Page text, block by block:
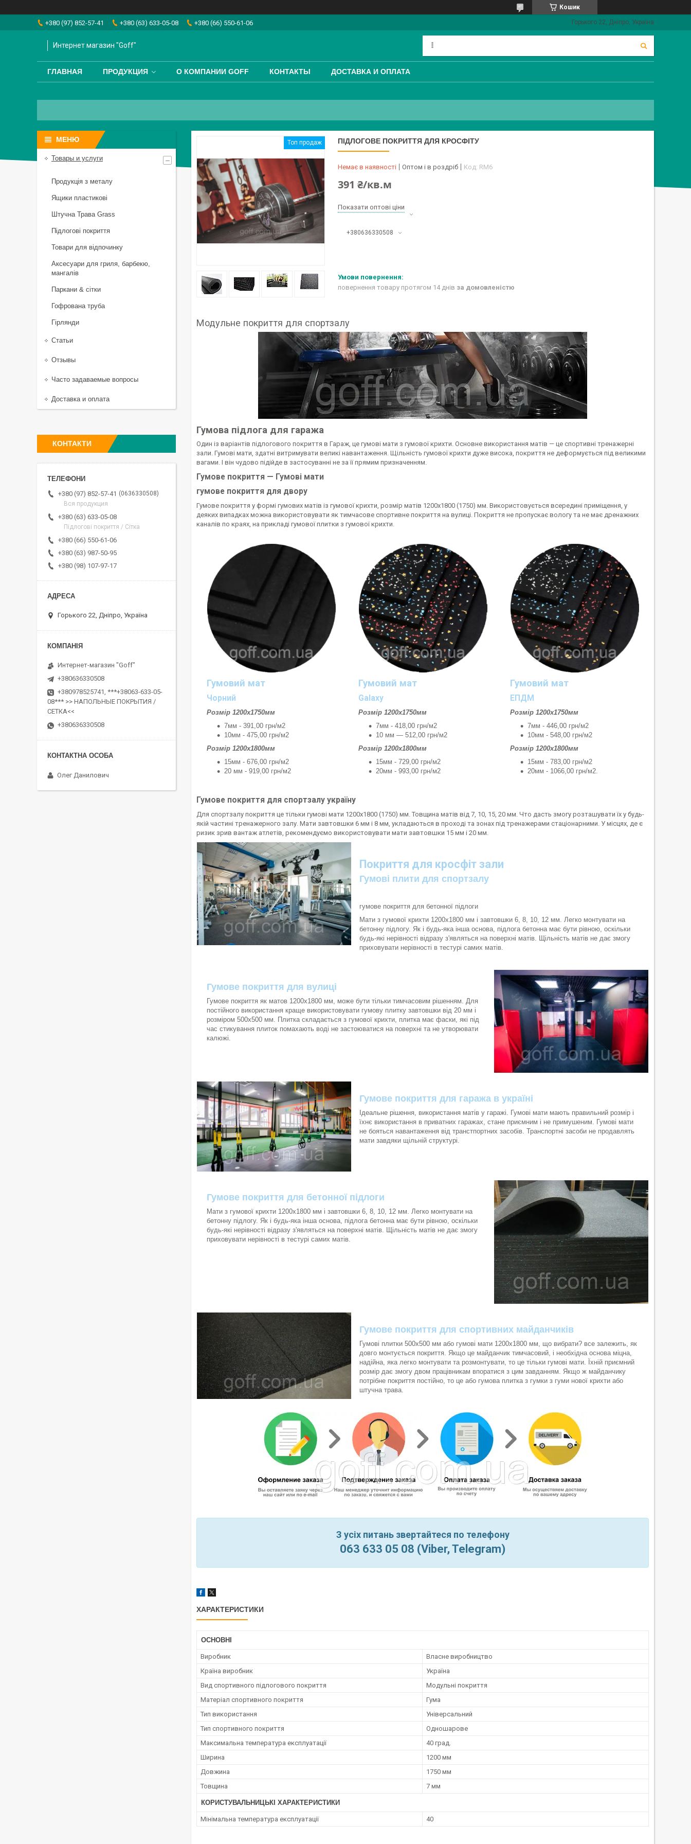
Кошик
+380 (97) 852-57-41 +380 (63) 633-05-08 +380 (66) 550-61-06 Горького 22, Дніпро, Україна
Интернет магазин "Goff"
ГЛАВНАЯ ПРОДУКЦИЯ О КОМПАНИИ GOFF КОНТАКТЫ ДОСТАВКА И ОПЛАТА
Топ продаж ПІДЛОГОВЕ ПОКРИТТЯ ДЛЯ КРОСФІТУ
Немає в наявності Оптом і в роздріб Код: RM6
391 ₴/кв.м
Показати оптові ціни
+380636330508
повернення товару протягом 14 днів за домовленістю
Модульне покриття для спортзалу
Гумова підлога для гаража
Один із варіантів підлогового покриття в Гараж, це гумові мати з гумової крихти. Основне використання матів — це спортивні тренажерні
зали. Гумові мати, здатні витримувати великі навантаження. Щільність гумової крихти дуже висока, покриття не деформується під великими
вагами. І він чудово підійде в застосуванні не за її прямим призначенням.
Гумове покриття — Гумові мати
гумове покриття для двору
Гумове покриття у формі гумових матів із гумової крихти, розмір матів 1200х1800 (1750) мм. Використовується всередині приміщення, у
деяких випадках можна використовувати як тимчасове спортивне покриття на вулиці. Покриття не пропускає вологу та не має дренажних
каналів по краях, на прикладі гумової плитки з гумової крихти.
Гумовий мат
Чорний
Розмір 1200х1750мм
7мм - 391,00 грн/м2
10мм - 475,00 грн/м2
Розмір 1200х1800мм
15мм - 676,00 грн/м2
20 мм - 919,00 грн/м2
Гумовий мат
Galaxy
Розмір 1200х1750мм
7мм - 418,00 грн/м2
10 мм — 512,00 грн/м2
Розмір 1200х1800мм
15мм - 729,00 грн/м2
20мм - 993,00 грн/м2
Гумовий мат
ЕПДМ
Розмір 1200х1750мм
7мм - 446,00 грн/м2
10мм - 548,00 грн/м2
Розмір 1200х1800мм
15мм - 783,00 грн/м2
20мм - 1066,00 грн/м2.
Гумове покриття для спортзалу україну
Для спортзалу покриття це тільки гумові мати 1200х1800 (1750) мм. Товщина матів від 7, 10, 15, 20 мм. Что дасть змогу розташувати їх у будь-
якій частині тренажерного залу. Мати завтовшки 6 мм і 8 мм, укладаються в проході та зонах під тренажерами стаціонарними. У місцях, де є
ризик зрив вантаж атлетів, рекомендуємо використовувати мати завтовшки 15 мм і 20 мм.
Покриття для кросфіт зали
Гумові плити для спортзалу
гумове покриття для бетонної підлоги
Мати з гумової крихти 1200х1800 мм і завтовшки 6, 8, 10, 12 мм. Легко монтувати на
бетонну підлогу. Як і будь-яка інша основа, підлога бетонна має бути рівною, оскільки
будь-які нерівності відразу з'являться на поверхні матів. Щільність матів не дає змогу
приховувати нерівності в тестурі самих матів.
Гумове покриття для вулиці
Гумове покриття як матов 1200х1800 мм, може бути тільки тимчасовим рішенням. Для
постійного використання краще використовувати гумову плитку завтовшки від 20 мм і
розміром 500х500 мм. Плитка складається з гумової крихти, плитка має фаски, які під
час стикування плиток помахають воді не застоюватися на поверхні та не утворювати
калюжі.
Гумове покриття для гаража в україні
Ідеальне рішення, використання матів у гаражі. Гумові мати мають правильний розмір і
їхнє використання в приватних гаражах, стане приємним і не примушеним. Гумові мати
не бояться навантаження від транстпортних засобів. Транспортні засоби не продавлять
мати завдяки щільній структурі.
Гумове покриття для бетонної підлоги
Мати з гумової крихти 1200х1800 мм і завтовшки 6, 8, 10, 12 мм. Легко монтувати на
бетонну підлогу. Як і будь-яка інша основа, підлога бетонна має бути рівною, оскільки
будь-які нерівності відразу з'являться на поверхні матів. Щільність матів не дає змогу
приховувати нерівності в тестурі самих матів.
Гумове покриття для спортивних майданчиків
Гумові плитки 500х500 мм або гумові мати 1200х1800 мм, що вибрати? все залежить, як
довго монтується покриття. Якщо це майданчик тимчасовий, і необхідна основа міцна,
надійна, яка легко монтувати та розмонтувати, то це тільки гумові мати. Їхній приємний
розмір дає змогу двом працівникам впоратися з цим завданням. Якщо ж майданчику
потрібне покриття постійно, то це або гумова плитка з гумки з гуми нової крихти або
штучна трава.
З усіх питань звертайтеся по телефону
063 633 05 08 (Viber, Telegram)
ХАРАКТЕРИСТИКИ
ОСНОВНІ
Виробник
Власне виробництво
Країна виробник
Україна
Вид спортивного підлогового покриття
Модульні покриття
Матеріал спортивного покриття
Гума
Тип використання
Універсальний
Тип спортивного покриття
Одношарове
Максимальна температура експлуатації
40 град.
Ширина
1200 мм
Довжина
1750 мм
Товщина
7 мм
КОРИСТУВАЛЬНИЦЬКІ ХАРАКТЕРИСТИКИ
Мінімальна температура експлуатації 40
Товары и услуги
Продукція з металу
Ящики пластикові
Штучна Трава Grass
Підлогові покриття
Товари для відпочинку
Аксесуари для гриля, барбекю,
мангалів
Паркани & сітки
Гофрована труба
Гірлянди
Статьи
Отзывы
Часто задаваемые вопросы
Доставка и оплата
КОНТАКТИ
+380 (97) 852-57-41
0636330508
Вся продукция
+380 (63) 633-05-08
Підлогові покриття / Сітка
+380 (66) 550-61-06
+380 (63) 987-50-95
+380 (98) 107-97-17
Горького 22, Дніпро, Україна
Интернет-магазин "Goff"
+380636330508
+380978525741, ***+38063-633-05-
08*** >> НАПОЛЬНЫЕ ПОКРЫТИЯ /
СЕТКА<<
+380636330508
Олег Данилович